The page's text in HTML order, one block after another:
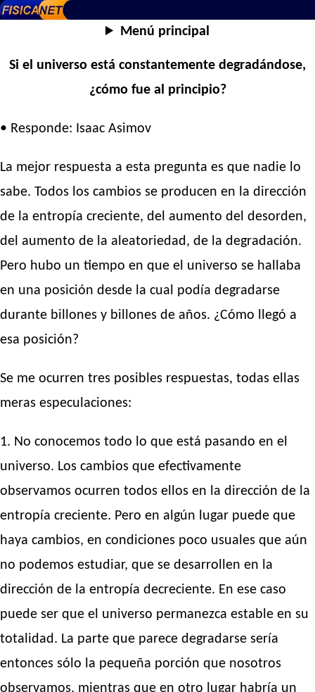
Menú principal
Si el universo está constantemente degradándose,
¿cómo fue al principio?
• Responde: Isaac Asimov
La mejor respuesta a esta pregunta es que nadie lo
sabe. Todos los cambios se producen en la dirección
de la entropía creciente, del aumento del desorden,
del aumento de la aleatoriedad, de la degradación.
Pero hubo un tiempo en que el universo se hallaba
en una posición desde la cual podía degradarse
durante billones y billones de años. ¿Cómo llegó a
esa posición?
Se me ocurren tres posibles respuestas, todas ellas
meras especulaciones:
1. No conocemos todo lo que está pasando en el
universo. Los cambios que efectivamente
observamos ocurren todos ellos en la dirección de la
entropía creciente. Pero en algún lugar puede que
haya cambios, en condiciones poco usuales que aún
no podemos estudiar, que se desarrollen en la
dirección de la entropía decreciente. En ese caso
puede ser que el universo permanezca estable en su
totalidad. La parte que parece degradarse sería
entonces sólo la pequeña porción que nosotros
observamos, mientras que en otro lugar habría un